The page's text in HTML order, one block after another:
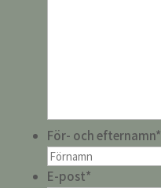
För- och efternamn*
E-post*